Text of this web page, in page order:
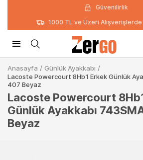
Güvenilirlik
1000 TL ve Üzeri
Anasayfa / Günlük Ayakkabı /
Lacoste Powercourt 8Hb1 Erkek Günlük
407 Beyaz
Lacoste Powercourt
Günlük Ayakkabı
Beyaz